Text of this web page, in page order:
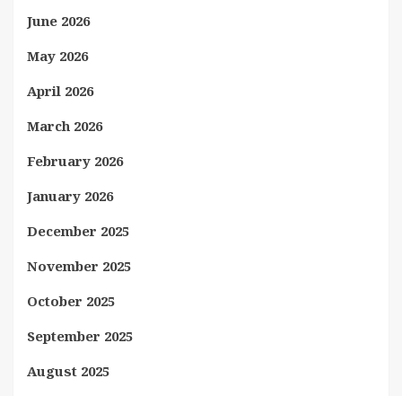
June 2026
May 2026
April 2026
March 2026
February 2026
January 2026
December 2025
November 2025
October 2025
September 2025
August 2025